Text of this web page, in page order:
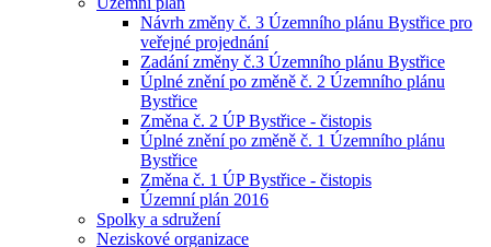
Návrh změny č. 3 Územního plánu Bystřice pro
veřejné projednání
Zadání změny č.3 Územního plánu Bystřice
Úplné znění po změně č. 2 Územního plánu
Bystřice
Změna č. 2 ÚP Bystřice - čistopis
Úplné znění po změně č. 1 Územního plánu
Bystřice
Změna č. 1 ÚP Bystřice - čistopis
Územní plán 2016
Spolky a sdružení
Neziskové organizace